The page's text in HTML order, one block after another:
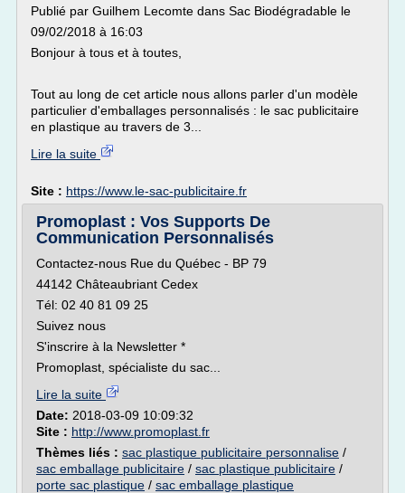
Publié par Guilhem Lecomte dans Sac Biodégradable le
09/02/2018 à 16:03
Bonjour à tous et à toutes,
Tout au long de cet article nous allons parler d'un modèle
particulier d'emballages personnalisés : le sac publicitaire
en plastique au travers de 3...
Lire la suite
Site : https://www.le-sac-publicitaire.fr
Promoplast : Vos Supports De
Communication Personnalisés
Contactez-nous Rue du Québec - BP 79
44142 Châteaubriant Cedex
Tél: 02 40 81 09 25
Suivez nous
S'inscrire à la Newsletter *
Promoplast, spécialiste du sac...
Lire la suite
Date: 2018-03-09 10:09:32
Site : http://www.promoplast.fr
Thèmes liés : sac plastique publicitaire personnalise /
sac emballage publicitaire / sac plastique publicitaire /
porte sac plastique / sac emballage plastique